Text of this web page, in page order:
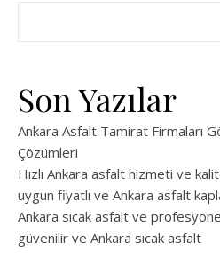
Son Yazılar
Ankara Asfalt Tamirat Firmaları
Çözümleri
Hızlı Ankara asfalt hizmeti ve
uygun fiyatlı ve Ankara asfalt
Ankara sıcak asfalt ve
güvenilir ve Ankara sıcak asfalt